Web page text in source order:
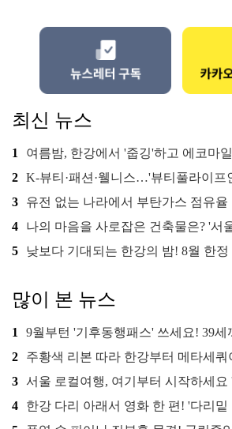
최신 뉴스
1
여름밤, 한강에서 '줍깅'하고 에코마
2 K-뷰티·패션·웰니스…'뷰티풀라이프인서울'
3
유전 없는 나라에서 부탄가스 점유율 1위
4
나의 마음을 사로잡은 건축물은? '서울시
5
낮보다 기대되는 한강의 밤! 8월 한정 무료
많이 본 뉴스
1
9월부턴 '기후동행패스' 쓰세요! 39세
2
주황색 리본 따라 한강부터 메타세쿼이아 숲길까
3 서울 로컬여행, 여기부터 시작하세요
4
한강 다리 아래서 영화 한 편! '다리밑